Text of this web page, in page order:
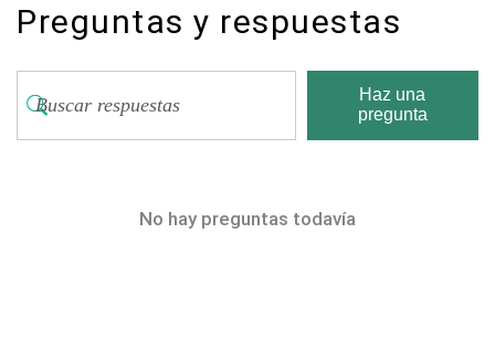
Preguntas y respuestas
Haz una
pregunta
No hay preguntas todavía